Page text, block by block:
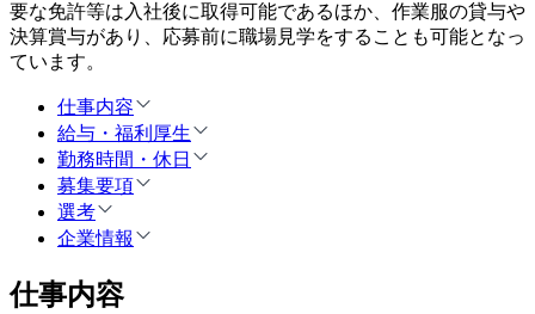
要な免許等は入社後に取得可能であるほか、作業服の貸与や
決算賞与があり、応募前に職場見学をすることも可能となっ
ています。
仕事内容
給与・福利厚生
勤務時間・休日
募集要項
選考
企業情報
仕事内容